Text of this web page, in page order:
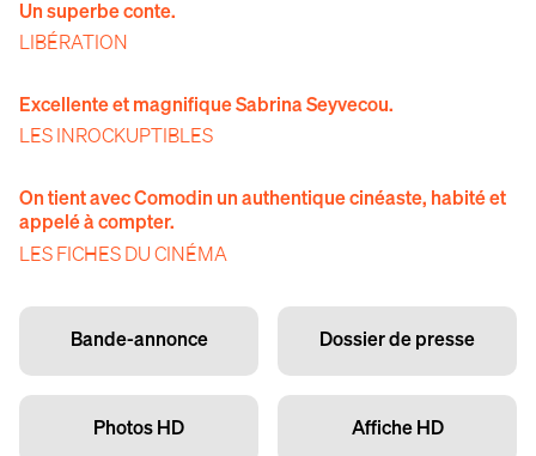
Un superbe conte.
LIBÉRATION
Excellente et magnifique Sabrina Seyvecou.
LES INROCKUPTIBLES
On tient avec Comodin un authentique cinéaste, habité et
appelé à compter.
LES FICHES DU CINÉMA
Bande-annonce Dossier de presse
Photos HD Affiche HD